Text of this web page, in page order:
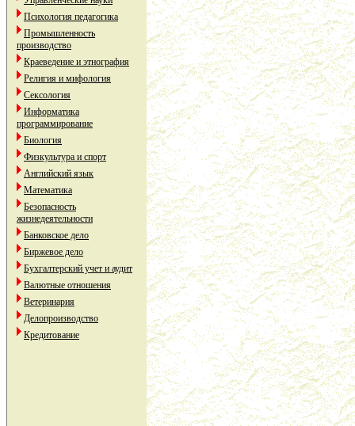
Психология педагогика
Промышленность
производство
Краеведение и этнография
Религия и мифология
Сексология
Информатика
программирование
Биология
Физкультура и спорт
Английский язык
Математика
Безопасность
жизнедеятельности
Банковское дело
Биржевое дело
Бухгалтерский учет и аудит
Валютные отношения
Ветеринария
Делопроизводство
Кредитование